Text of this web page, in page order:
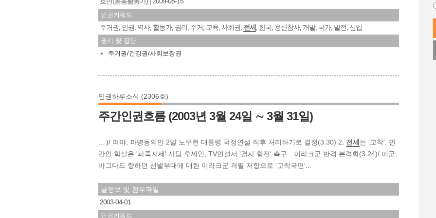
인권키워드
주거권, 인권, 역사, 활동가, 권리, 주거, 교육, 사회권, 전세 , 한국, 용산참사, 개발, 국가, 발전, 신입
권리 및 집단
주거권/건강권/사회보장권
인권하루소식 (2306호)
주간인권흐름 (2003년 3월 24일 ∼ 3월 31일)
... )/ 여야, 파병동의안 2일 노무현 대통령 국정연설 직후 처리하기로 결정(3.30) 2. 전세 는 '교착', 민
간인 학살은 '파죽지세' 사담 후세인, TV연설서 '결사 항전' 촉구…이라크군 반격 본격화(3.24)/ 미군,
바그다드 향하던 선발부대에 대한 이라크군 격렬 저항으로 '교착국면'...
글정보 및 첨부파일
2003-04-01
인권키워드